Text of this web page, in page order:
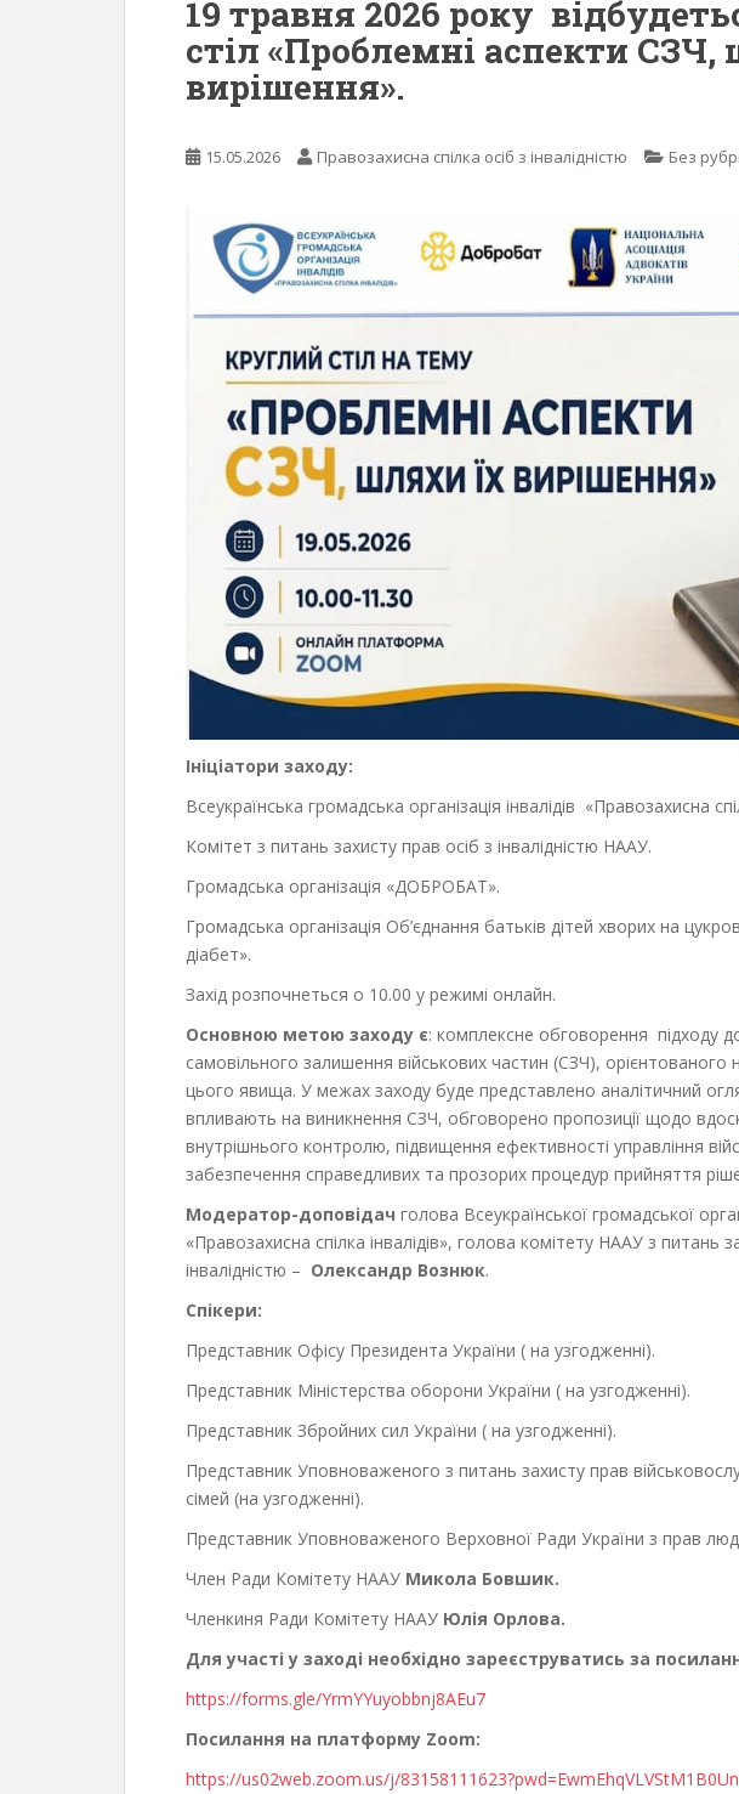
19 травня 2026 року
стіл «Проблемні аспекти СЗЧ,
вирішення».
15.05.2026 Правозахисна спілка осіб з інвалідністю Без
Ініціатори заходу:
Всеукраїнська громадська організація інвалідів «Правозахисна
Комітет з питань захисту прав осіб з інвалідністю НААУ.
Громадська організація «ДОБРОБАТ».
Громадська організація Об’єднання батьків дітей хворих на
діабет».
Захід розпочнеться о 10.00 у режимі онлайн.
Основною метою заходу є: комплексне обговорення підходу
самовільного залишення військових частин (СЗЧ),
цього явища. У межах заходу буде представлено аналітичний
впливають на виникнення СЗЧ, обговорено пропозиції щодо
внутрішнього контролю, підвищення ефективності управління
забезпечення справедливих та прозорих процедур прийняття
Модератор-доповідач голова Всеукраїнської громадської
«Правозахисна спілка інвалідів», голова комітету НААУ з питань
інвалідністю – Олександр Вознюк.
Спікери:
Представник Офісу Президента України ( на узгодженні).
Представник Міністерства оборони України ( на узгодженні).
Представник Збройних сил України ( на узгодженні).
Представник Уповноваженого з питань захисту прав
сімей (на узгодженні).
Представник Уповноваженого Верховної Ради України з прав
Член Ради Комітету НААУ Микола Бовшик.
Членкиня Ради Комітету НААУ Юлія Орлова.
Для участі у заході необхідно зареєструватись за
https://forms.gle/YrmYYuyobbnj8AEu7
Посилання на платформу Zoom:
https://us02web.zoom.us/j/